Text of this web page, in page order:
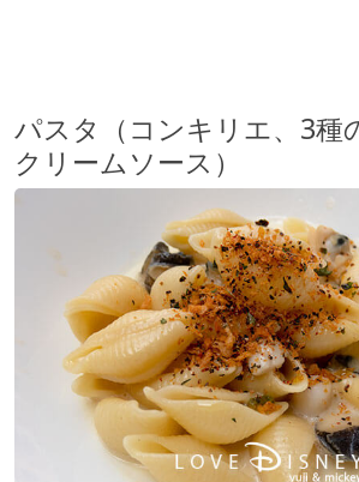
パスタ（コンキリエ、3種
クリームソース）